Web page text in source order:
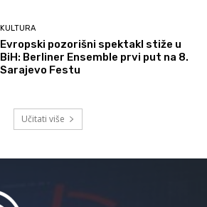
KULTURA
Evropski pozorišni spektakl stiže u
BiH: Berliner Ensemble prvi put na 8.
Sarajevo Festu
Učitati više